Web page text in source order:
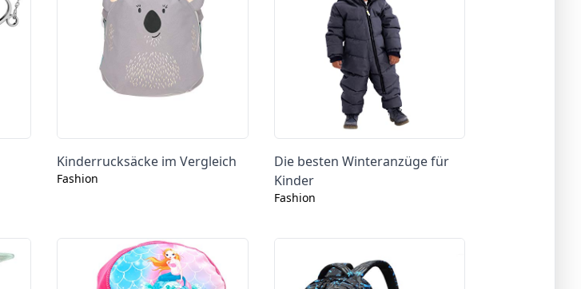
Kinderrucksäcke im Vergleich
Fashion
Die besten Winteranzüge für
Kinder
Fashion